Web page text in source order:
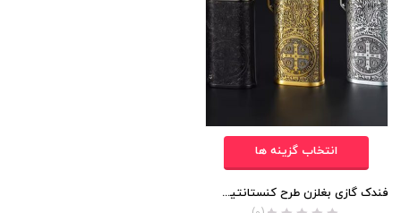
انتخاب گزینه ها
فندک گازی بغلزن طرح کنستانتین (اورجینال)